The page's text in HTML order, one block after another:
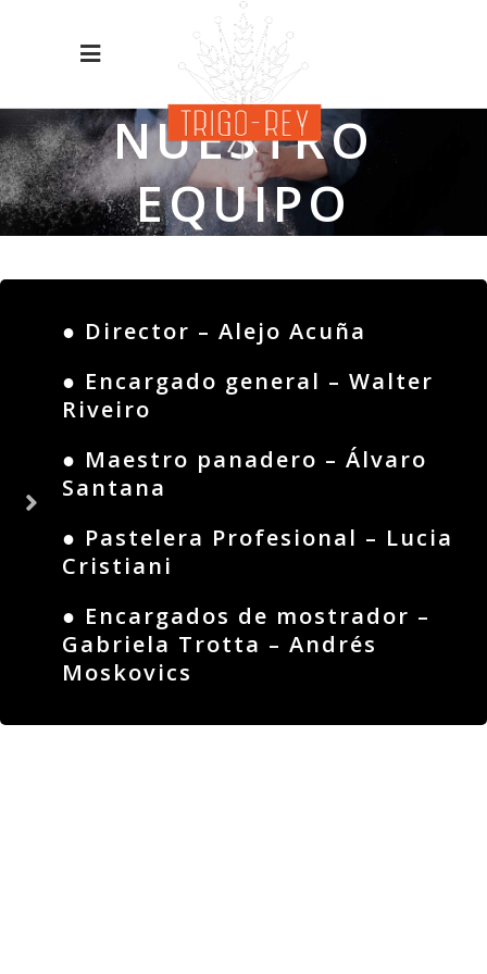
NUESTRO
EQUIPO
● Director – Alejo Acuña
● Encargado general – Walter
Riveiro
● Maestro panadero – Álvaro
Santana
● Pastelera Profesional – Lucia
Cristiani
● Encargados de mostrador –
Gabriela Trotta – Andrés
Moskovics